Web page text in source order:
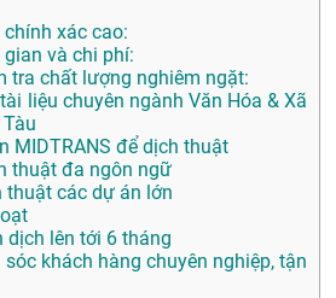
xác cao:
và chi phí:
tra chất lượng nghiêm ngặt:
liệu chuyên ngành Văn Hóa & Xã
MIDTRANS để dịch thuật
thuật đa ngôn ngữ
thuật các dự án lớn
dịch lên tới 6 tháng
sóc khách hàng chuyên nghiệp, tận